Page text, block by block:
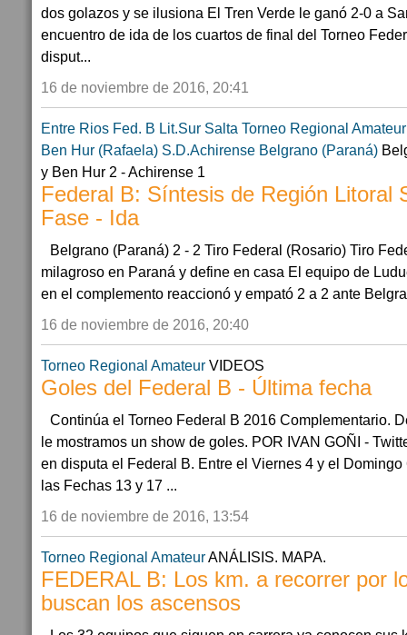
dos golazos y se ilusiona El Tren Verde le ganó 2-0 a
encuentro de ida de los cuartos de final del Torneo
disput...
16 de noviembre de 2016, 20:41
Entre Rios Fed. B Lit.Sur Salta Torneo Regional Amateur
Ben Hur (Rafaela) S.D.Achirense Belgrano (Paraná)
y Ben Hur 2 - Achirense 1
Federal B: Síntesis de Región Litoral
Fase - Ida
Belgrano (Paraná) 2 - 2 Tiro Federal (Rosario) Tiro
milagroso en Paraná y define en casa El equipo de
en el complemento reaccionó y empató 2 a 2 ante
16 de noviembre de 2016, 20:40
Torneo Regional Amateur VIDEOS
Goles del Federal B - Última fecha
Continúa el Torneo Federal B 2016 Complementario.
le mostramos un show de goles. POR IVAN GOÑI -
en disputa el Federal B. Entre el Viernes 4 y el
las Fechas 13 y 17 ...
16 de noviembre de 2016, 13:54
Torneo Regional AmateurANÁLISIS. MAPA.
FEDERAL B: Los km. a recorrer por
buscan los ascensos